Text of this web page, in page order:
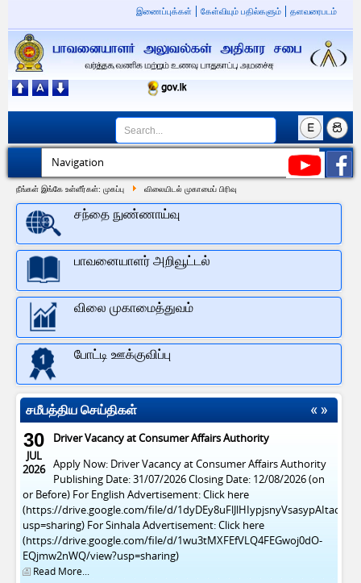
இணைப்புக்கள் கேள்வியும் பதில்களும் தளவரைபடம்
நீங்கள் இங்கே உள்ளீர்கள்: முகப்பு விலையிடல் முகாமைப் பிரிவு
சந்தை நுண்ணாய்வு
பாவனையாளர் அறிவூட்டல்
விலை முகாமைத்துவம்
போட்டி ஊக்குவிப்பு
சமீபத்திய செய்திகள்
30
JUL
2026
Driver Vacancy at Consumer Affairs Authority
Apply Now: Driver Vacancy at Consumer Affairs Authority
Publishing Date: 31/07/2026 Closing Date: 12/08/2026 (on
or Before) For English Advertisement: Click here
(https://drive.google.com/file/d/1dyDEy8uFlJlHIypjsnyVsasypAItacFl/
usp=sharing) For Sinhala Advertisement: Click here
(https://drive.google.com/file/d/1wu3tMXFEfVLQ4FEGwoj0dO-
EQjmw2nWQ/view?usp=sharing)
Read More...